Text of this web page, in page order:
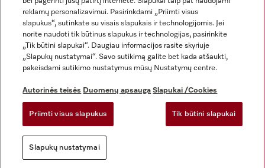
Rekvizitai
Bendrosios sąlygos ir nuostatos
Duomenų apsauga
Naudojimo sąlygos
Miele prieinamumo pareiškimas
Skaitmeninių paslaugų aktas
Slapukų nustatymai
reklamų personalizavimui. Pasirinkdami „Priimti visus
slapukus“, sutinkate su visais slapukais ir technologijomis. Jei
norite naudoti tik būtinus slapukus ir technologijas, pasirinkite
„Tik būtini slapukai“. Daugiau informacijos rasite skyriuje
„Slapukų nustatymai“. Savo sutikimą galite bet kada atšaukti,
pakeisdami sutikimo nustatymus mūsų Nustatymų centre.
Autorinės teisės Duomenų apsauga Slapukai /Cookies
Priimti visus slapukus Tik būtini slapukai
Slapukų nustatymai